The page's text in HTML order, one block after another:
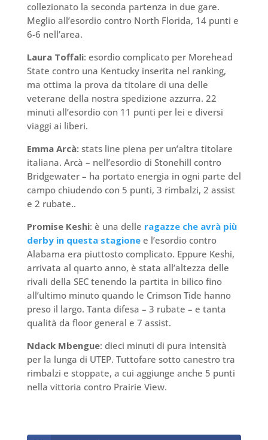
collezionato la seconda partenza in due gare.
Meglio all’esordio contro North Florida, 14 punti e
6-6 nell’area.
Laura Toffali: esordio complicato per Morehead
State contro una Kentucky inserita nel ranking,
ma ottima la prova da titolare di una delle
veterane della nostra spedizione azzurra. 22
minuti all’esordio con 11 punti per lei e diversi
viaggi ai liberi.
Emma Arcà:stats line piena per un’altra titolare
italiana. Arcà – nell’esordio di Stonehill contro
Bridgewater – ha portato energia in ogni parte del
campo chiudendo con 5 punti, 3 rimbalzi, 2 assist
e 2 rubate..
Promise Keshi: è una delle ragazze che avrà più
derby in questa stagionee l’esordio contro
Alabama era piuttosto complicato. Eppure Keshi,
arrivata al quarto anno, è stata all’altezza delle
rivali della SEC tenendo la partita in bilico fino
all’ultimo minuto quando le Crimson Tide hanno
preso il largo. Tanta difesa – 3 rubate – e tanta
qualità da floor general e 7 assist.
Ndack Mbengue: dieci minuti di pura intensità
per la lunga di UTEP. Tuttofare sotto canestro tra
rimbalzi e stoppate, a cui aggiunge anche 5 punti
nella vittoria contro Prairie View.